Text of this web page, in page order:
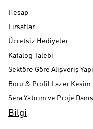
Hesap
Fırsatlar
Ücretsiz Hediyeler
Katalog Talebi
Sektöre Göre Alışveriş
Boru & Profil Lazer Kesim
Sera Yatırım ve Proje
Bilgi